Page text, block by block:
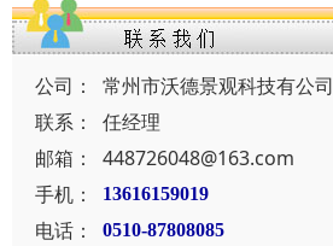
公司：
常州市沃德景观科技有公司
联系：
任经理
邮箱：
448726048@163.com
手机：
13616159019
电话： 0510-87808085